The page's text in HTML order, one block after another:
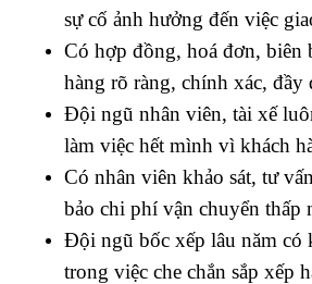
sự cố ảnh hưởng đến việc
Có hợp đồng, hoá đơn, biên
hàng rõ ràng, chính xác, đầy
Đội ngũ nhân viên, tài xế
làm việc hết mình vì khách
Có nhân viên khảo sát, tư
bảo chi phí vận chuyển thấp
Đội ngũ bốc xếp lâu năm có
trong việc che chắn sắp xếp